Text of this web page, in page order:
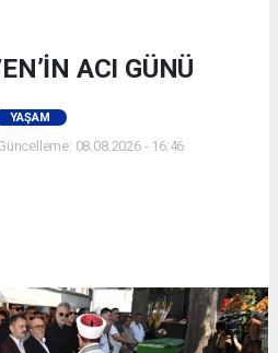
ACI GÜNÜ
YAŞAM
08.08.2026 - 16:46